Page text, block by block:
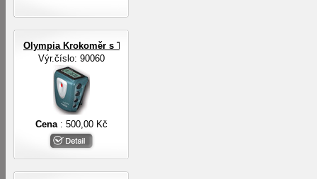
Olympia Krokoměr s TF senzorem
Výr.číslo: 90060
Cena : 500,00 Kč